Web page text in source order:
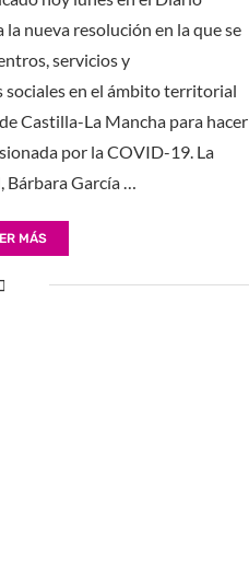
nueva resolución en la que se
servicios y
en el ámbito territorial
Castilla-La Mancha para hacer
por la COVID-19. La
Bárbara García …
MÁS